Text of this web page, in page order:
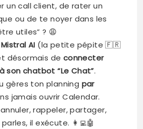
un call client, de rater un
ou de te noyer dans les
utiles” ? 😩
Mistral AI (la petite pépite 🇫🇷
désormais de connecter
son chatbot “Le Chat”.
gères ton planning par
jamais ouvrir Calendar.
rappeler, partager,
il exécute. 👩‍💻🤖